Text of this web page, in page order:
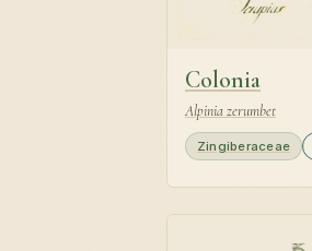
Colonia
Alpinia zerumbet
Zingiberaceae